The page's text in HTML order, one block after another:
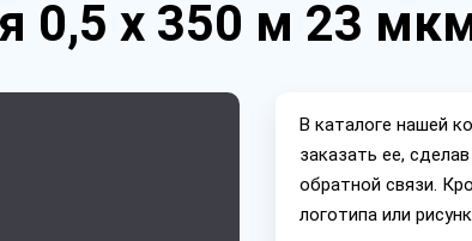
0,5 х 350 м 23
В каталоге нашей
заказать ее,
обратной связи.
логотипа или